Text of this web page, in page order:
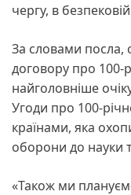
чергу, в
За словами посла,
договору про 100-
найголовніше
Угоди про 100-
країнами, яка
оборони до науки
«Також ми